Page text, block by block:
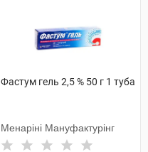
Фастум гель 2,5 % 50 г 1 туба
Менаріні Мануфактурінг